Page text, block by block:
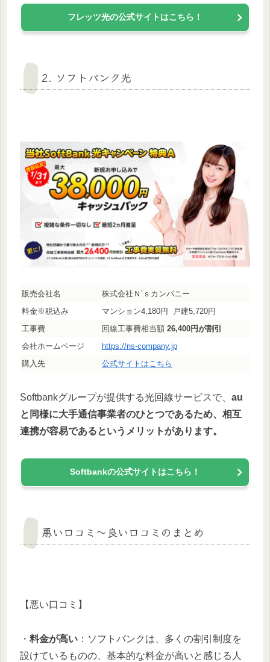
フレッツ光の公式サイトはこちら！
2. ソフトバンク光
販売会社名
株式会社Ｎ’ｓカンパニー
料金※税込み
マンション4,180円 戸建5,720円
工事費
回線工事費相当額 26,400円が割引
会社ホームページ
https://ns-company.jp
購入先
公式サイトはこちら
Softbankグループが提供する光回線サービスで、 au
と同様に大手通信事業者のひとつであるため、相互
連携が容易であるというメリットがあります。
Softbankの公式サイトはこちら！
悪い口コミ〜良い口コミのまとめ
【悪い口コミ】
・ 料金が高い ：ソフトバンクは、多くの割引制度を
設けているものの、基本的な料金が高いと感じる人